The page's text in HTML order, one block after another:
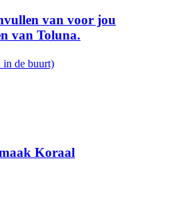
van voor jou
van Toluna.
de buurt)
Koraal